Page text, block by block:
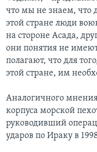
что мы не знаем, что
этой стране люди
на стороне Асада,
они понятия не
полагают, что для
этой стране, им
Аналогичного
корпуса морской
руководивший
ударов по Ираку в